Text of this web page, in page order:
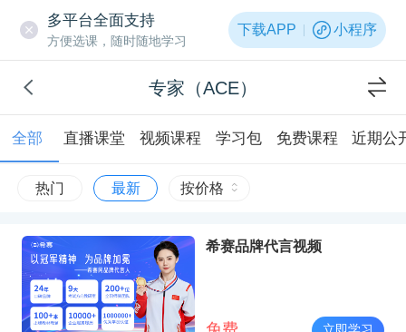
多平台全面支持
方便选课，随时随地学习
下载APP 小程序
专家（ACE）
全部 直播课堂 视频课程 学习包 免费课程 近期公
热门 最新 按价格
希赛品牌代言视频